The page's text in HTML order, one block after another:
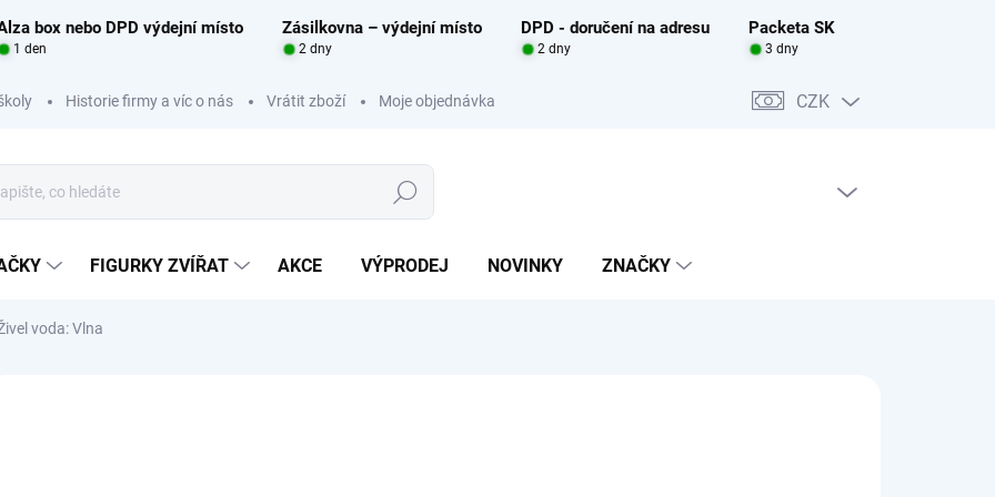
box nebo DPD výdejní místo Zásilkovna – výdejní místo DPD - doručení na adresu Packeta SK
1 den 2 dny 2 dny 3 dny
Historie firmy a víc o nás Vrátit zboží Moje objednávka CZK
Hledat
FIGURKY ZVÍŘAT AKCE VÝPRODEJ NOVINKY ZNAČKY
voda: Vlna